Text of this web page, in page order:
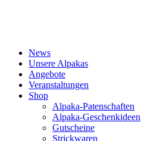
News
Unsere Alpakas
Angebote
Veranstaltungen
Shop
Alpaka-Patenschaften
Alpaka-Geschenkideen
Gutscheine
Strickwaren